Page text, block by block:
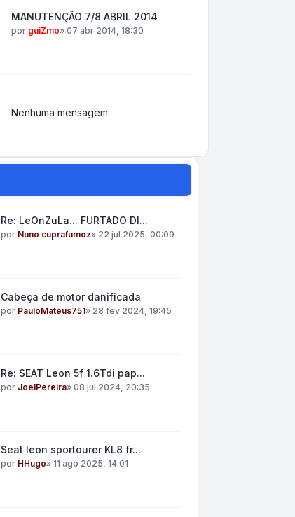
MANUTENÇÃO 7/8 ABRIL 2014
por guiZmo» 07 abr 2014, 18:30
Nenhuma mensagem
Re: LeOnZuLa... FURTADO DI...
por Nuno cuprafumoz» 22 jul 2025, 00:09
Cabeça de motor danificada
por PauloMateus751» 28 fev 2024, 19:45
Re: SEAT Leon 5f 1.6Tdi pap...
por JoelPereira» 08 jul 2024, 20:35
Seat leon sportourer KL8 fr...
por HHugo» 11 ago 2025, 14:01